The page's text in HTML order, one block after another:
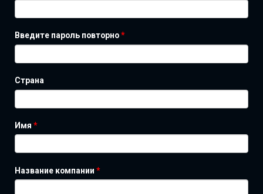
Введите пароль повторно*
Страна
Имя*
Название компании*